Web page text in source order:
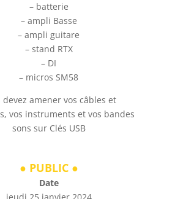
– batterie
– ampli Basse
– ampli guitare
– stand RTX
– DI
– micros SM58
devez amener vos câbles et
vos instruments et vos bandes
sons sur Clés USB
● PUBLIC ●
Date